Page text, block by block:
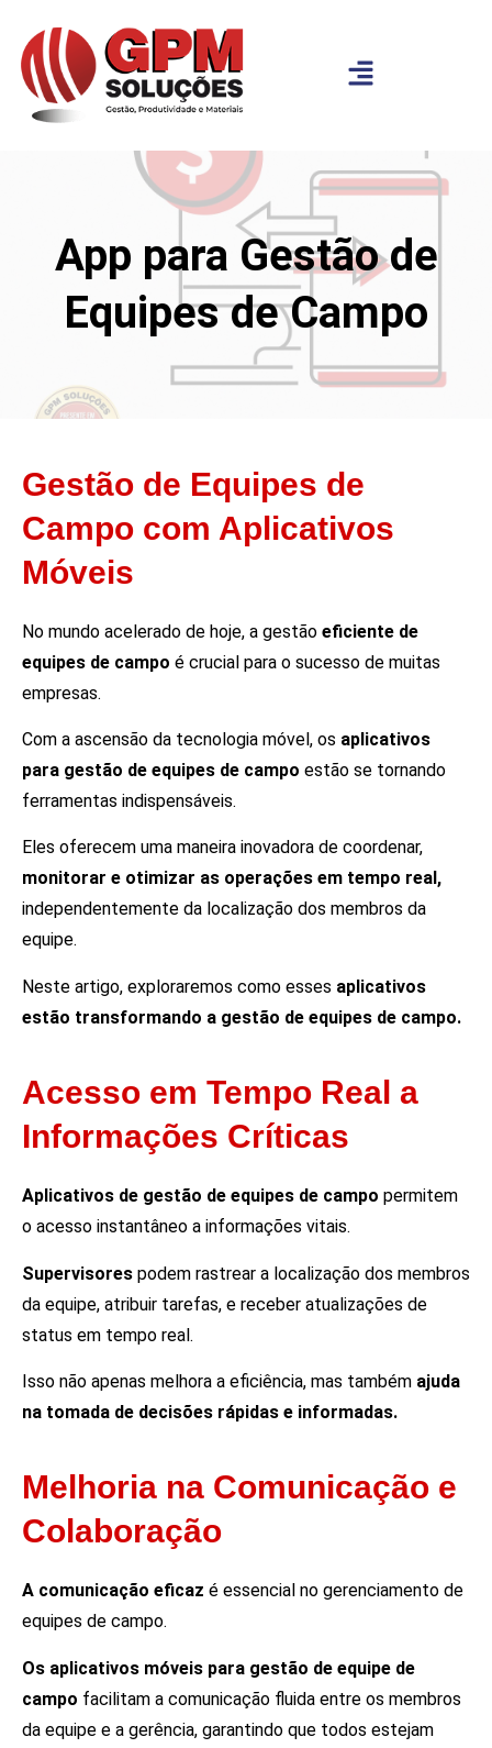
App para Gestão de
Equipes de Campo
Gestão de Equipes de
Campo com Aplicativos
Móveis
No mundo acelerado de hoje, a gestão eficiente de
equipes de campo é crucial para o sucesso de muitas
empresas.
Com a ascensão da tecnologia móvel, os aplicativos
para gestão de equipes de campo estão se tornando
ferramentas indispensáveis.
Eles oferecem uma maneira inovadora de coordenar,
monitorar e otimizar as operações em tempo real,
independentemente da localização dos membros da
equipe.
Neste artigo, exploraremos como esses aplicativos
estão transformando a gestão de equipes de campo.
Acesso em Tempo Real a
Informações Críticas
Aplicativos de gestão de equipes de campo permitem
o acesso instantâneo a informações vitais.
Supervisores podem rastrear a localização dos membros
da equipe, atribuir tarefas, e receber atualizações de
status em tempo real.
Isso não apenas melhora a eficiência, mas também ajuda
na tomada de decisões rápidas e informadas.
Melhoria na Comunicação e
Colaboração
A comunicação eficaz é essencial no gerenciamento de
equipes de campo.
Os aplicativos móveis para gestão de equipe de
campo facilitam a comunicação fluida entre os membros
da equipe e a gerência, garantindo que todos estejam